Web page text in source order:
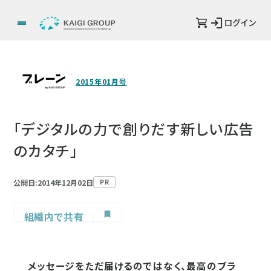
ログイン
2015年01月号
「デジタルの力で創りだす新しい広告
のカタチ」
公開日:2014年12月02日 PR
組織内で共有
メッセージをただ届けるのではなく、最高のブラ